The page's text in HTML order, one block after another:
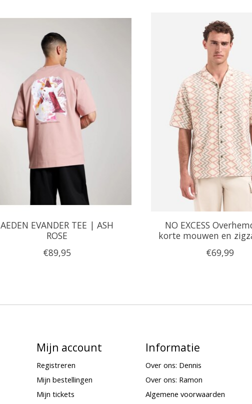
AEDEN EVANDER TEE | ASH
ROSE
€89,95
NO EXCESS
korte mouwen en
€69,99
Mijn account
Registreren
Mijn bestellingen
Mijn tickets
Informatie
Over ons: Dennis
Over ons: Ramon
Algemene voorwaarden